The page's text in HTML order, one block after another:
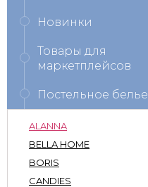
Новинки
Товары для
маркетплейсов
Постельное белье
ALANNA
BELLA HOME
BORIS
CANDIES